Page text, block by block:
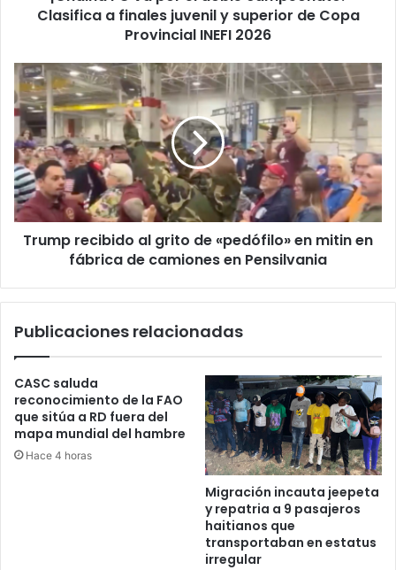
juvenil
de
Copa
Provincial
INEFI
2026
Clasifica a finales juvenil y superior de Copa
Provincial INEFI 2026
Trump
recibido
al
grito
de
«pedófilo»
en
mitin
en
fábrica
Trump recibido al grito de «pedófilo» en mitin en
fábrica de camiones en Pensilvania
Publicaciones relacionadas
CASC saluda
reconocimiento de la FAO
que sitúa a RD fuera del
mapa mundial del hambre
Hace 4 horas
Migración incauta jeepeta
y repatria a 9 pasajeros
haitianos que
transportaban en estatus
irregular